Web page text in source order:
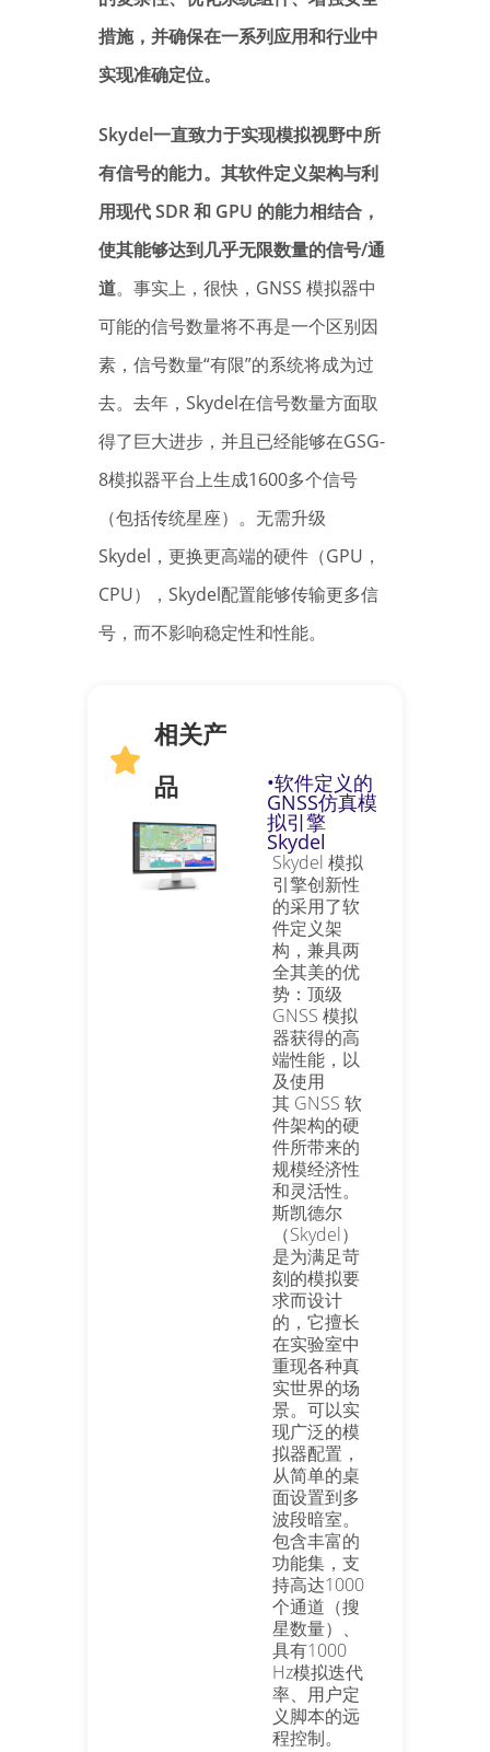
措施，并确保在一系列应用和行业中
实现准确定位。
Skydel一直致力于实现模拟视野中所
有信号的能力。其软件定义架构与利
用现代 SDR 和 GPU 的能力相结合，
使其能够达到几乎无限数量的信号/通
道。事实上，很快，GNSS 模拟器中
可能的信号数量将不再是一个区别因
素，信号数量“有限”的系统将成为过
去。去年，Skydel在信号数量方面取
得了巨大进步，并且已经能够在GSG-
8模拟器平台上生成1600多个信号
（包括传统星座）。无需升级
Skydel，更换更高端的硬件（GPU，
CPU），Skydel配置能够传输更多信
号，而不影响稳定性和性能。
相关产
品
•软件定义的
GNSS仿真模
拟引擎
Skydel
Skydel 模拟
引擎创新性
的采用了软
件定义架
构，兼具两
全其美的优
势：顶级
GNSS 模拟
器获得的高
端性能，以
及使用
其 GNSS 软
件架构的硬
件所带来的
规模经济性
和灵活性。
斯凯德尔
（Skydel）
是为满足苛
刻的模拟要
求而设计
的，它擅长
在实验室中
重现各种真
实世界的场
景。可以实
现广泛的模
拟器配置，
从简单的桌
面设置到多
波段暗室。
包含丰富的
功能集，支
持高达1000
个通道（搜
星数量）、
具有1000
Hz模拟迭代
率、用户定
义脚本的远
程控制。